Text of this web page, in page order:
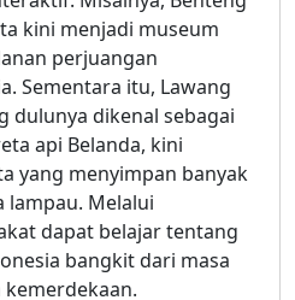
kini menjadi museum
perjuangan
Sementara itu, Lawang
dulunya dikenal sebagai
api Belanda, kini
yang menyimpan banyak
lampau. Melalui
dapat belajar tentang
bangkit dari masa